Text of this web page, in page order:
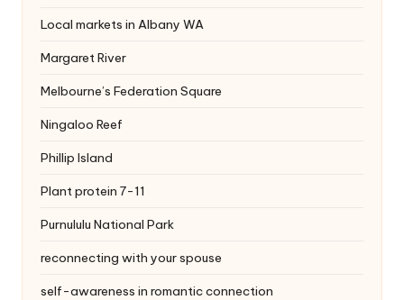
Local markets in Albany WA
Margaret River
Melbourne’s Federation Square
Ningaloo Reef
Phillip Island
Plant protein 7-11
Purnululu National Park
reconnecting with your spouse
self-awareness in romantic connection